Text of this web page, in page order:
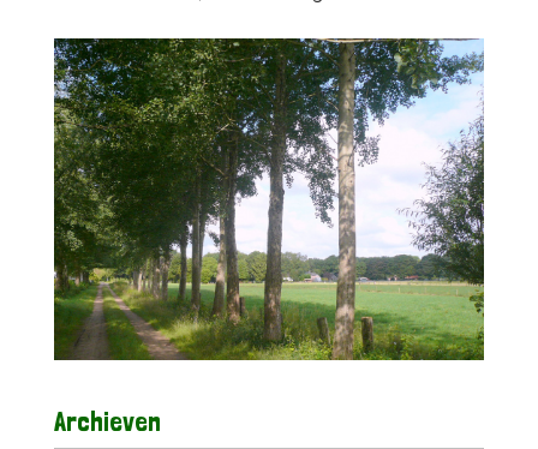
Archieven